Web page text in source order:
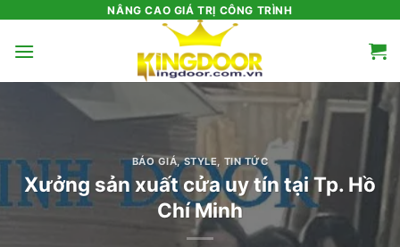
nội
NÂNG CAO GIÁ TRỊ CÔNG TRÌNH
BÁO GIÁ,STYLE TIN TỨC
Xưởng sản xuất cửa uy tín tại Tp. Hồ
Chí Minh